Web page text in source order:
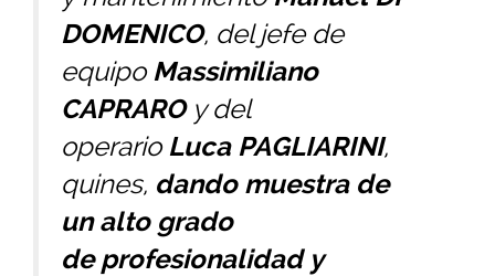
DOMENICO, del jefe de
equipoMassimiliano
CAPRAROy del
operario Luca PAGLIARINI,
quines, dando muestra de
un alto grado
de profesionalidad y